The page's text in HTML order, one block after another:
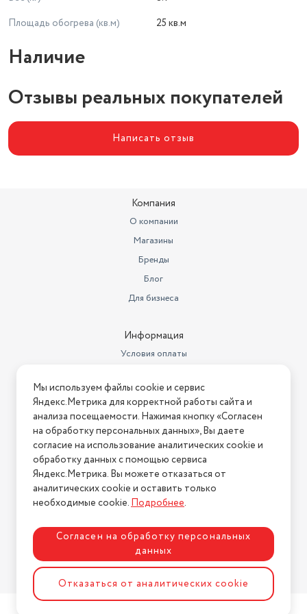
Мощность обогрева 2000 Вт
Гарантия качества:
гарантируют высокое качество и надежную эксплуатацию
Площадь обогрева (кв.м)
25 кв.м
Наличие
Отзывы реальных покупателей
Написать отзыв
Компания
О компании
Магазины
Бренды
Блог
Для бизнеса
Информация
Условия оплаты
Условия возврата
Нашли ошибку на сайте? Напишите нам
2026 © Интернет-магазин "АстМаркет". У нас есть всё!
Политика конфиденциальности
Разработка сайтаASTDESIGN
Мы используем файлы cookie и сервис
Яндекс.Метрика для корректной работы сайта и
анализа посещаемости. Нажимая кнопку «Согласен
на обработку персональных данных», Вы даете
согласие на использование аналитических cookie и
обработку данных с помощью сервиса
Яндекс.Метрика. Вы можете отказаться от
аналитических cookie и оставить только
необходимые cookie.Подробнее.
Согласен на обработку персональных
данных
Отказаться от аналитических cookie